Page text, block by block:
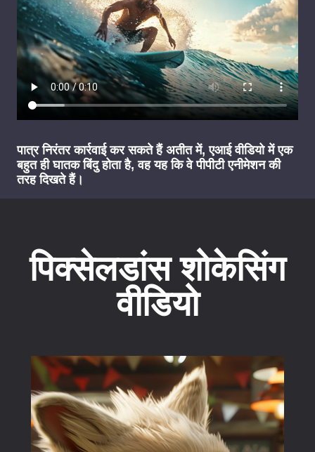
पात्र निरंतर कार्रवाई कर सकते हैं अतीत में, एआई वीडियो में एक
बहुत ही घातक बिंदु होता है, वह यह कि वे पीपीटी एनीमेशन की
तरह दिखते हैं।
पिक्सेलडांस शोकेसिंग
वीडियो